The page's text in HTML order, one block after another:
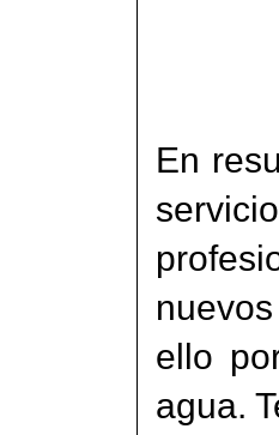
En
ello
agua.